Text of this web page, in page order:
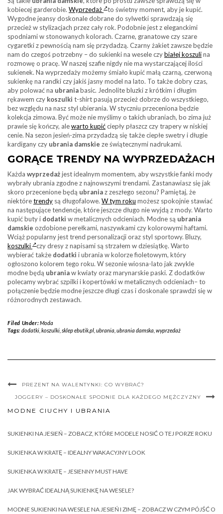
kobiecej garderobie. Wyprzedaż
to świetny moment, aby je kupić.
Wygodne jeansy doskonale dobrane do sylwetki sprawdzają się
przecież w stylizacjach przez cały rok. Podobnie jest z eleganckimi
spodniami w stonowanych kolorach. Czarne, granatowe czy szare
cygaretki z pewnością nam się przydadzą. Czarny żakiet zawsze będzie
nam do czegoś potrzebny – do sukienki na wesele czybiałej koszulina
rozmowę o pracę. W naszej szafie nigdy nie ma wystarczającej ilości
sukienek. Na wyprzedaży możemy śmiało kupić małą czarną, czerwoną
sukienkę na randki czy jakiś jasny model na lato. To także dobry czas,
aby polować na ubraniabasic. Jednolite bluzki z krótkim i długim
rękawem czy koszulki t-shirt pasują przecież dobrze do wszystkiego,
bez względu na nasz styl ubierania. W styczniu przeceniona będzie
kolekcja zimowa. Być może nie myślimy o takich ubraniach, bo zima już
prawie się kończy, alewarto kupićciepły płaszcz czy trapery w niskiej
cenie. Na sezon jesień-zima przydadzą się także ciepłe swetry i długie
kardigany czy ubrania damskie ze świątecznymi nadrukami.
GORĄCE TRENDY NA WYPRZEDAŻACH
Każda wyprzedażjest idealnym momentem, aby wszystkie fanki mody
wybrały ubrania zgodne z najnowszymi trendami. Zastanawiasz się jak
skoro przecenione będą ubraniaz zeszłego sezonu? Pamiętaj, że
niektóretrendy są długofalowe. W tym roku możesz spokojnie stawiać
na następujące tendencje, które jeszcze długo nie wyjdą z mody. Warto
kupić buty i dodatki w metalicznych odcieniach. Modne są ubrania
damskie ozdobione perełkami, naszywkami czy kolorowymi haftami.
Wciąż popularny jest trend personalizacji oraz styl sportowy. Bluzy,
koszulki
czy dresy z napisami są strzałem w dziesiątkę. Warto
wybierać także dodatki i ubrania w kolorze fioletowym, który
ogłoszono kolorem tego roku. W sezonie wiosna-lato jak zwykle
modne będą ubraniaw kwiaty oraz marynarskie paski. Z dodatków
polecamy wybrać szpilki i kopertówki w metalicznych odcieniach– to
połączenie będzie modne jeszcze długi czas i doskonale sprawdzi się w
różnorodnych zestawach.
Filed Under:Moda
Tags: dodatki, koszulki, sklep ebutik.pl, ubrania ubrania damska wyprzedaż
PREZENT NA WALENTYNKI: CO WYBRAĆ?
JOGGERY – DOSKONAŁE SPODNIE DLA KAŻDEGO MĘŻCZYZNY
MODNE CIUCHY I UBRANIA
SUKIENKI NA JESIEŃ – ZOBACZ, KTÓRE MODELE NOSIĆ O TEJ PORZE ROKU
SUKIENKA W KRATĘ – IDEALNY WAKACYJNY LOOK
SUKIENKA W KRATĘ – JESIENNY MUST HAVE
JAK WYBRAĆ IDEALNĄ SUKIENKĘ NA WESELE?
MODNE SUKIENKI NA WESELE NA JESIEŃ I ZIMĘ – ZOBACZ W CZYM PÓJŚĆ O